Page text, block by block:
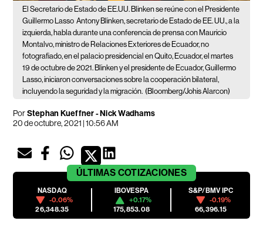
El Secretario de Estado de EE.UU. Blinken se reúne con el Presidente
Guillermo Lasso Antony Blinken, secretario de Estado de EE. UU., a la
izquierda, habla durante una conferencia de prensa con Mauricio
Montalvo, ministro de Relaciones Exteriores de Ecuador, no
fotografiado, en el palacio presidencial en Quito, Ecuador, el martes
19 de octubre de 2021. Blinken y el presidente de Ecuador, Guillermo
Lasso, iniciaron conversaciones sobre la cooperación bilateral,
incluyendo la seguridad y la migración. (Bloomberg/Johis Alarcon)
PorStephan Kueffner - Nick Wadhams
20 de octubre, 2021 | 10:56 AM
ÚLTIMAS COTIZACIONES
NASDAQ
-0.06%
26,348.35
IBOVESPA
+0.17%
175,853.08
S&P/BMV IPC
-0.19%
66,396.15